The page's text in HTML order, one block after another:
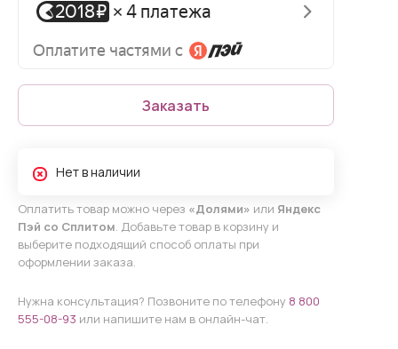
Заказать
Нет в наличии
Оплатить товар можно через «Долями» или Яндекс
Пэй со Сплитом. Добавьте товар в корзину и
выберите подходящий способ оплаты при
оформлении заказа.
Нужна консультация? Позвоните по телефону 8 800
555-08-93 или напишите нам в онлайн-чат.